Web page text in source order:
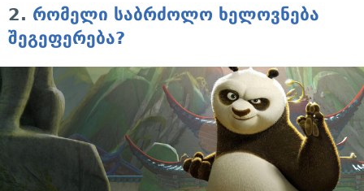
2. რომელი საბრძოლო ხელოვნება
შეგეფერება?